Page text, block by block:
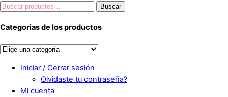
Buscar
Buscar
Categorias de los productos
Iniciar / Cerrar sesión
Olvidaste tu contraseña?
Mi cuenta